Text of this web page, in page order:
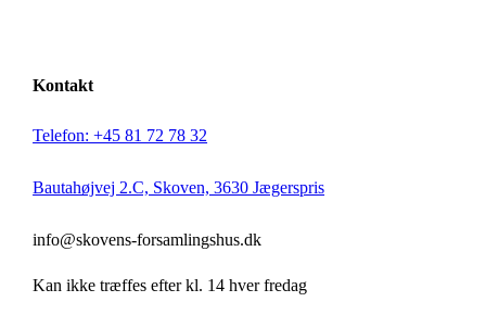
Kontakt
Telefon: +45 81 72 78 32
Bautahøjvej 2.C, Skoven, 3630 Jægerspris
info@skovens-forsamlingshus.dk
Kan ikke træffes efter kl. 14 hver fredag